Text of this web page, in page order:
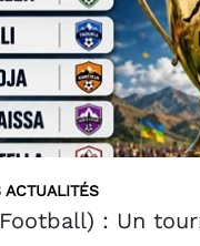
ACTUALITÉS
: Un